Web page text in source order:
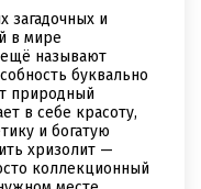
загадочных и
в мире
ещё называют
буквально
природный
в себе красоту,
и богатую
хризолит —
коллекционный